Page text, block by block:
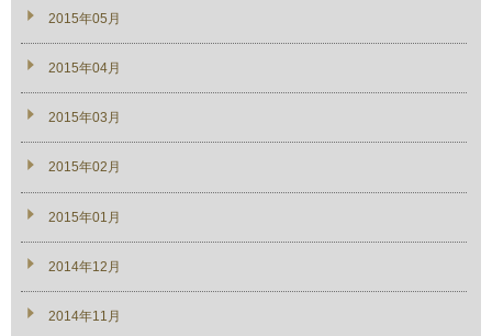
2015年05月
2015年04月
2015年03月
2015年02月
2015年01月
2014年12月
2014年11月